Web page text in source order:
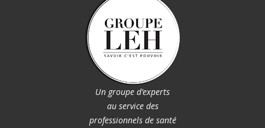
Un groupe d’experts
au service des
professionnels de santé